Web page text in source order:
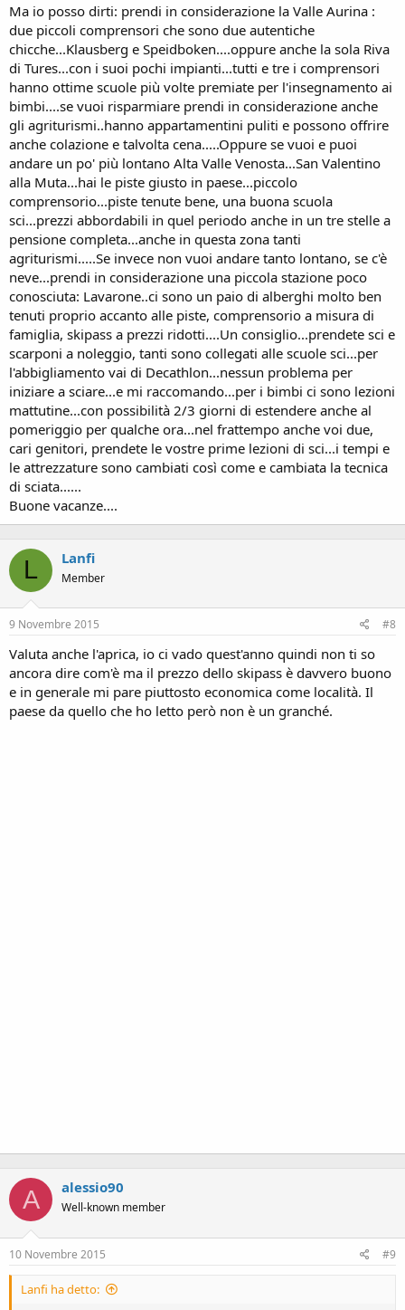
Ma io posso dirti: prendi in considerazione la Valle Aurina :
due piccoli comprensori che sono due autentiche
chicche...Klausberg e Speidboken....oppure anche la sola Riva
di Tures...con i suoi pochi impianti...tutti e tre i comprensori
hanno ottime scuole più volte premiate per l'insegnamento ai
bimbi....se vuoi risparmiare prendi in considerazione anche
gli agriturismi..hanno appartamentini puliti e possono offrire
anche colazione e talvolta cena.....Oppure se vuoi e puoi
andare un po' più lontano Alta Valle Venosta...San Valentino
alla Muta...hai le piste giusto in paese...piccolo
comprensorio...piste tenute bene, una buona scuola
sci...prezzi abbordabili in quel periodo anche in un tre stelle a
pensione completa...anche in questa zona tanti
agriturismi.....Se invece non vuoi andare tanto lontano, se c'è
neve...prendi in considerazione una piccola stazione poco
conosciuta: Lavarone..ci sono un paio di alberghi molto ben
tenuti proprio accanto alle piste, comprensorio a misura di
famiglia, skipass a prezzi ridotti....Un consiglio...prendete sci e
scarponi a noleggio, tanti sono collegati alle scuole sci...per
l'abbigliamento vai di Decathlon...nessun problema per
iniziare a sciare...e mi raccomando...per i bimbi ci sono lezioni
mattutine...con possibilità 2/3 giorni di estendere anche al
pomeriggio per qualche ora...nel frattempo anche voi due,
cari genitori, prendete le vostre prime lezioni di sci...i tempi e
le attrezzature sono cambiati così come e cambiata la tecnica
di sciata......
Buone vacanze....
L Lanfi
Member
9 Novembre 2015 #8
Valuta anche l'aprica, io ci vado quest'anno quindi non ti so
ancora dire com'è ma il prezzo dello skipass è davvero buono
e in generale mi pare piuttosto economica come località. Il
paese da quello che ho letto però non è un granché.
A alessio90
Well-known member
10 Novembre 2015 #9
Lanfi ha detto: